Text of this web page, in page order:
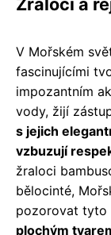
V Mořském
fascinujícími
impozantním
vody, žijí
s jejich
vzbuzují
žraloci
bělocinté,
pozorovat tyto
plochým